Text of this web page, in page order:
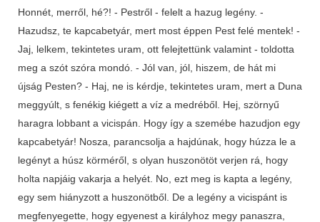
Honnét, merről, hé?! - Pestről - felelt a hazug legény. -
Hazudsz, te kapcabetyár, mert most éppen Pest felé mentek! -
Jaj, lelkem, tekintetes uram, ott felejtettünk valamint - toldotta
meg a szót szóra mondó. - Jól van, jól, hiszem, de hát mi
újság Pesten? - Haj, ne is kérdje, tekintetes uram, mert a Duna
meggyúlt, s fenékig kiégett a víz a medréből. Hej, szörnyű
haragra lobbant a vicispán. Hogy így a szemébe hazudjon egy
kapcabetyár! Nosza, parancsolja a hajdúnak, hogy húzza le a
legényt a húsz körméről, s olyan huszonötöt verjen rá, hogy
holta napjáig vakarja a helyét. No, ezt meg is kapta a legény,
egy sem hiányzott a huszonötből. De a legény a vicispánt is
megfenyegette, hogy egyenest a királyhoz megy panaszra,